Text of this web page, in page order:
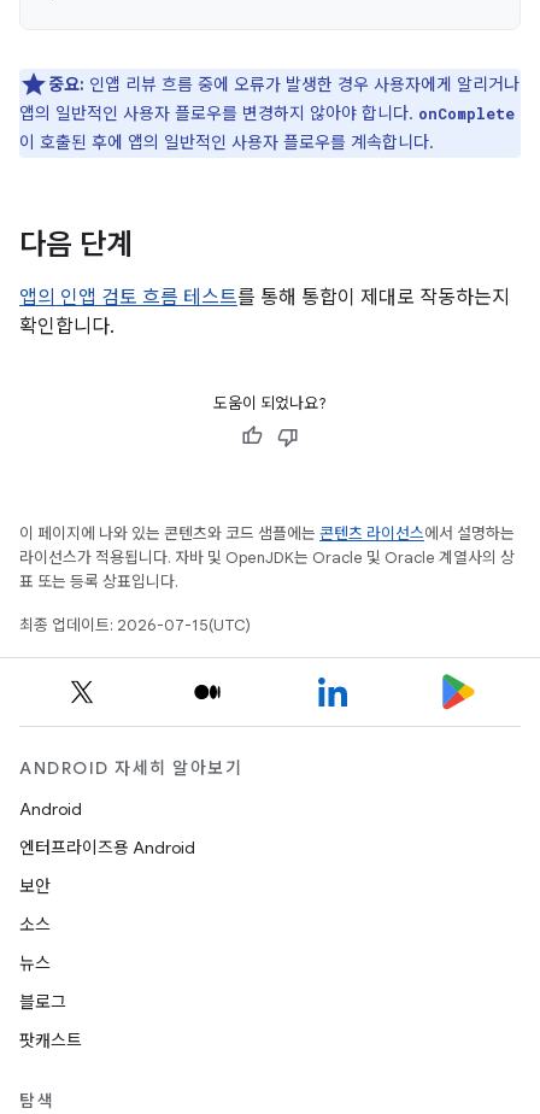
중요: 인앱 리뷰 흐름 중에 오류가 발생한 경우 사용자에게 알리거나
앱의 일반적인 사용자 플로우를 변경하지 않아야 합니다. onComplete
이 호출된 후에 앱의 일반적인 사용자 플로우를 계속합니다.
다음 단계
앱의 인앱 검토 흐름 테스트를 통해 통합이 제대로 작동하는지
확인합니다.
도움이 되었나요?
이 페이지에 나와 있는 콘텐츠와 코드 샘플에는 콘텐츠 라이선스에서 설명하는
라이선스가 적용됩니다. 자바 및 OpenJDK는 Oracle 및 Oracle 계열사의 상
표 또는 등록 상표입니다.
최종 업데이트: 2026-07-15(UTC)
ANDROID 자세히 알아보기
Android
엔터프라이즈용 Android
보안
소스
뉴스
블로그
팟캐스트
탐색